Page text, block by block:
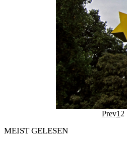
Prev1 2
MEIST GELESEN